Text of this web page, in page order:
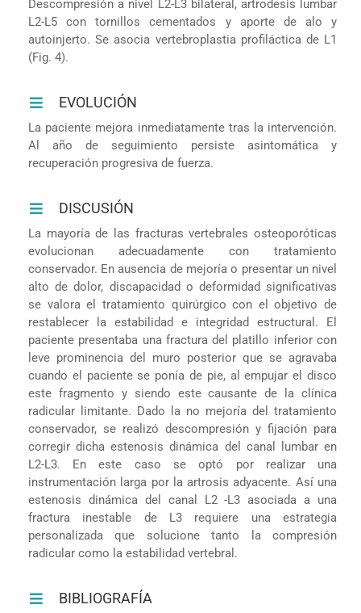
Descompresión a nivel L2-L3 bilateral, artrodesis lumbar
L2-L5 con tornillos cementados y aporte de alo y
autoinjerto. Se asocia vertebroplastia profiláctica de L1
(Fig. 4).
EVOLUCIÓN
La paciente mejora inmediatamente tras la intervención.
Al año de seguimiento persiste asintomática y
recuperación progresiva de fuerza.
DISCUSIÓN
La mayoría de las fracturas vertebrales osteoporóticas
evolucionan adecuadamente con tratamiento
conservador. En ausencia de mejoría o presentar un nivel
alto de dolor, discapacidad o deformidad significativas
se valora el tratamiento quirúrgico con el objetivo de
restablecer la estabilidad e integridad estructural. El
paciente presentaba una fractura del platillo inferior con
leve prominencia del muro posterior que se agravaba
cuando el paciente se ponía de pie, al empujar el disco
este fragmento y siendo este causante de la clínica
radicular limitante. Dado la no mejoría del tratamiento
conservador, se realizó descompresión y fijación para
corregir dicha estenosis dinámica del canal lumbar en
L2-L3. En este caso se optó por realizar una
instrumentación larga por la artrosis adyacente. Así una
estenosis dinámica del canal L2 -L3 asociada a una
fractura inestable de L3 requiere una estrategia
personalizada que solucione tanto la compresión
radicular como la estabilidad vertebral.
BIBLIOGRAFÍA